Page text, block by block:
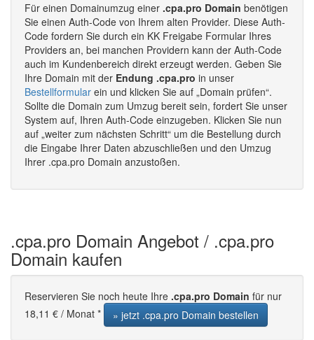
Für einen Domainumzug einer .cpa.pro Domain benötigen
Sie einen Auth-Code von Ihrem alten Provider. Diese Auth-
Code fordern Sie durch ein KK Freigabe Formular Ihres
Providers an, bei manchen Providern kann der Auth-Code
auch im Kundenbereich direkt erzeugt werden. Geben Sie
Ihre Domain mit der Endung .cpa.pro in unser
Bestellformular ein und klicken Sie auf „Domain prüfen“.
Sollte die Domain zum Umzug bereit sein, fordert Sie unser
System auf, Ihren Auth-Code einzugeben. Klicken Sie nun
auf „weiter zum nächsten Schritt“ um die Bestellung durch
die Eingabe Ihrer Daten abzuschließen und den Umzug
Ihrer .cpa.pro Domain anzustoßen.
.cpa.pro Domain Angebot / .cpa.pro
Domain kaufen
Reservieren Sie noch heute Ihre .cpa.pro Domain für nur
18,11 € / Monat *
» jetzt .cpa.pro Domain bestellen